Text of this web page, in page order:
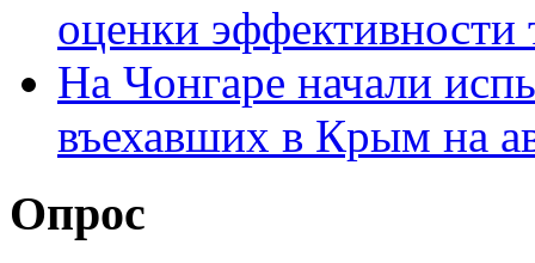
оценки эффективности
На Чонгаре начали
въехавших в Крым на
Опрос